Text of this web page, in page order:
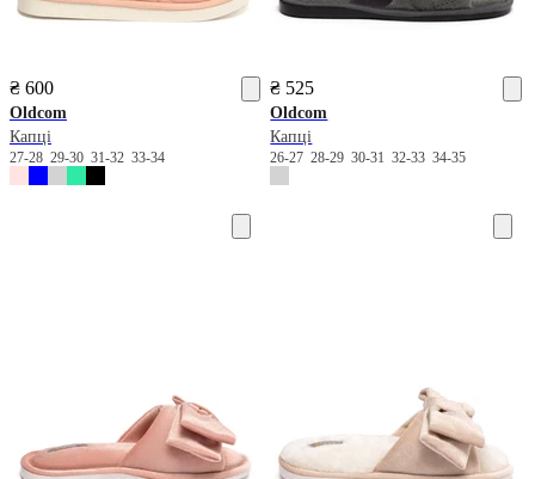
₴ 600
Oldcom
Капці
27-28 29-30 31-32 33-34
₴ 525
Oldcom
Капці
26-2728-2930-3132-3334-35